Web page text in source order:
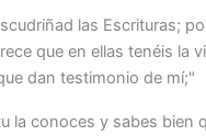
las Escrituras;
que en ellas tenéis la
dan testimonio de mí;"
la conoces y sabes bien